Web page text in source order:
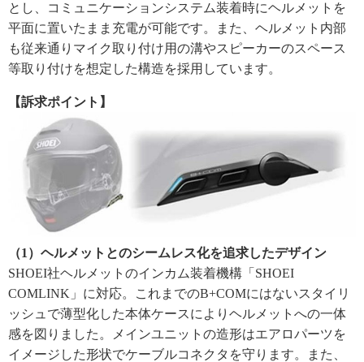
とし、コミュニケーションシステム装着時にヘルメットを
平面に置いたまま充電が可能です。また、ヘルメット内部
も従来通りマイク取り付け用の溝やスピーカーのスペース
等取り付けを想定した構造を採用しています。
【訴求ポイント】
（1）ヘルメットとのシームレス化を追求したデザイン
SHOEI社ヘルメットのインカム装着機構「SHOEI
COMLINK」に対応。これまでのB+COMにはないスタイリ
ッシュで薄型化した本体ケースによりヘルメットへの一体
感を図りました。メインユニットの造形はエアロパーツを
イメージした形状でケーブルコネクタを守ります。また、